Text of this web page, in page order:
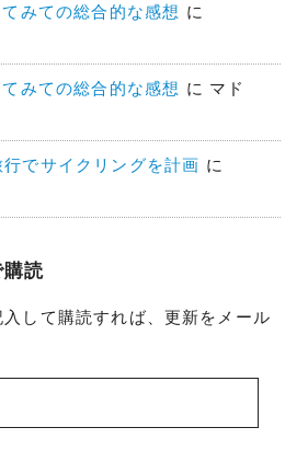
みての総合的な感想 に
みての総合的な感想 に マド
行でサイクリングを計画 に
購読
して購読すれば、更新をメール